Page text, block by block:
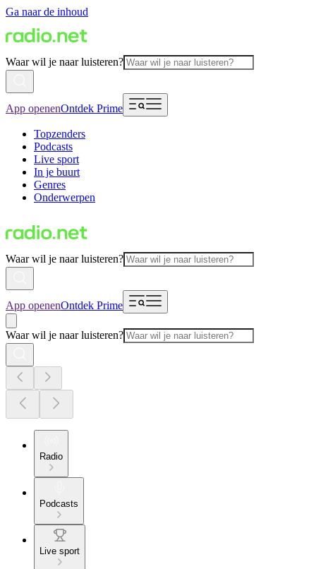
Ga naar de inhoud
Waar wil je naar luisteren?
App openenOntdek Prime
Topzenders
Podcasts
Live sport
In je buurt
Genres
Onderwerpen
Waar wil je naar luisteren?
App openenOntdek Prime
Waar wil je naar luisteren?
Radio
Podcasts
Live sport